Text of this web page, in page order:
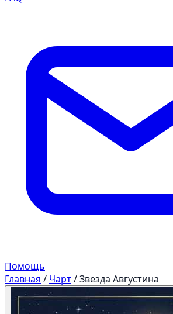
Помощь
Главная / Чарт/Звезда Августина